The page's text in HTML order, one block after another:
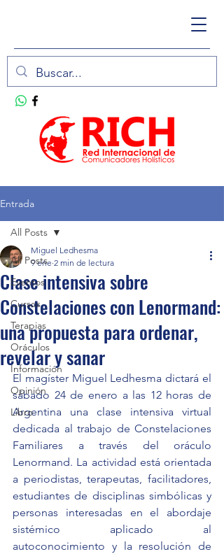
Entrada
All Posts
Eventos
Cursos
Terapias
Oráculos
Información
Opinión
Libro
All Posts
Clase intensiva sobre
Constelaciones con Lenormand:
una propuesta para ordenar,
revelar y sanar
Miguel Ledhesma
9 ene 2 min de lectura
El magíster Miguel Ledhesma dictará el
sábado 24 de enero a las 12 horas de
Argentina una clase intensiva virtual
dedicada al trabajo de Constelaciones
Familiares a través del oráculo
Lenormand. La actividad está orientada
a periodistas, terapeutas, facilitadores,
estudiantes de disciplinas simbólicas y
personas interesadas en el abordaje
sistémico aplicado al
autoconocimiento y la resolución de